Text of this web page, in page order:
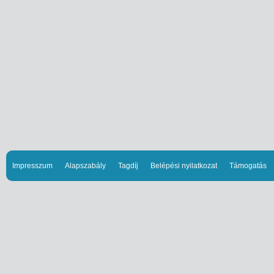
Impresszum Alapszabály Tagdíj Belépési nyilatkozat Támogatás